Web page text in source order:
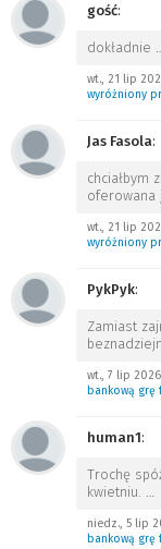
gość:
dokładnie
wt., 21 lip
wyróżniony
Jas Fasola:
chciałbym
oferowana
wt., 21 lip
wyróżniony
PykPyk:
Zamiast
wt., 7 lip
bankową grę
human1:
Trochę
kwietniu.
niedz., 5 lip
bankową grę